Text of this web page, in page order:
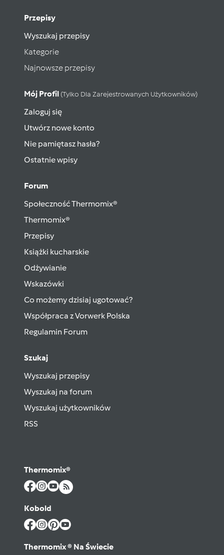
Przepisy
Wyszukaj przepisy
Kategorie
Najnowsze przepisy
Mój Profil (tylko Dla Zarejestrowanych Użytkowników)
Zaloguj się
Utwórz nowe konto
Nie pamiętasz hasła?
Ostatnie wpisy
Forum
Społeczność Thermomix®
Thermomix®
Przepisy
Książki kucharskie
Odżywianie
Wskazówki
Co możemy dzisiaj ugotować?
Współpraca z Vorwerk Polska
Regulamin Forum
Szukaj
Wyszukaj przepisy
Wyszukaj na forum
Wyszukaj użytkowników
RSS
Thermomix®
Kobold
Thermomix ® Na Świecie